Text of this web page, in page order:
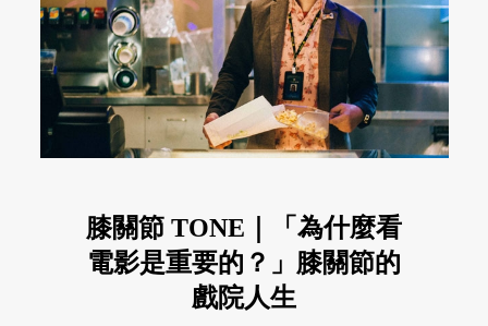
膝關節 TONE｜「為什麼看
電影是重要的？」膝關節的
戲院人生